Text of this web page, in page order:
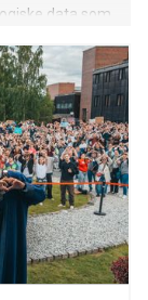
data som